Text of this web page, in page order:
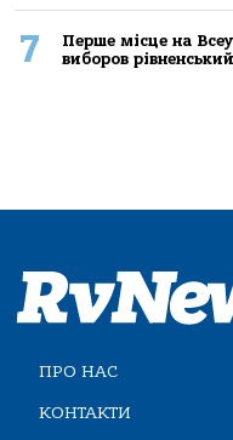
7
Перше місце на
виборов
ПРО НАС
КОНТАКТИ